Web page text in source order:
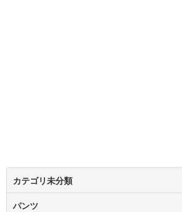
カテゴリ未分類
パンツ